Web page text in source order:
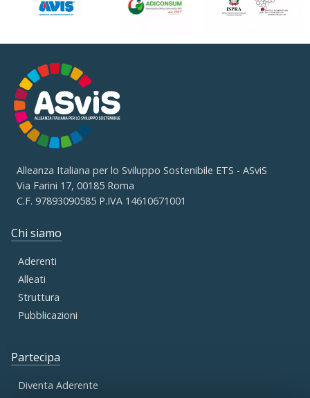
Alleanza Italiana per lo Sviluppo Sostenibile ETS - ASviS
Via Farini 17, 00185 Roma
C.F. 97893090585 P.IVA 14610671001
Chi siamo
Aderenti
Alleati
Struttura
Pubblicazioni
Partecipa
Diventa Aderente